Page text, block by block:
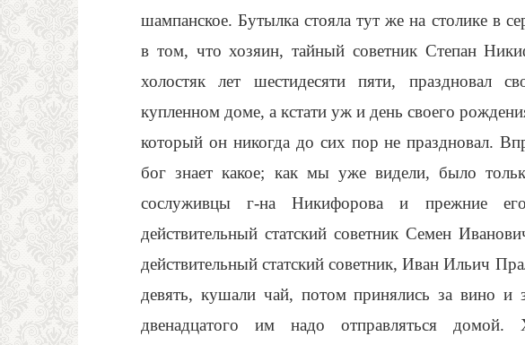
шампанское. Бутылка стояла тут же на столике в
в том, что хозяин, тайный советник Степан
холостяк лет шестидесяти пяти, праздновал
купленном доме, а кстати уж и день своего
который он никогда до сих пор не праздновал.
бог знает какое; как мы уже видели, было
сослуживцы г-на Никифорова и прежние
действительный статский советник Семен
действительный статский советник, Иван Ильич
девять, кушали чай, потом принялись за вино и
двенадцатого им надо отправляться